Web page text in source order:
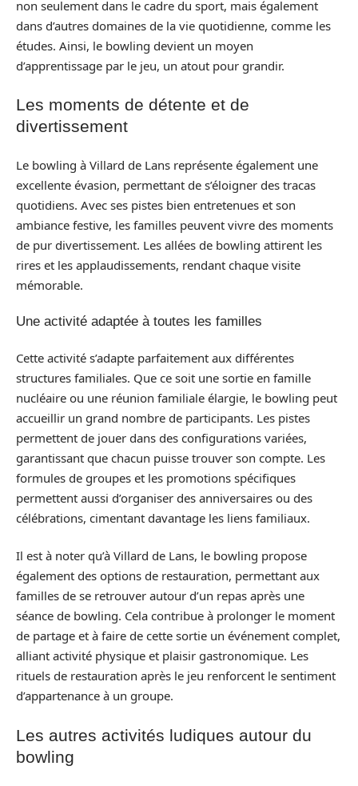
non seulement dans le cadre du sport, mais également
dans d’autres domaines de la vie quotidienne, comme les
études. Ainsi, le bowling devient un moyen
d’apprentissage par le jeu, un atout pour grandir.
Les moments de détente et de
divertissement
Le bowling à Villard de Lans représente également une
excellente évasion, permettant de s’éloigner des tracas
quotidiens. Avec ses pistes bien entretenues et son
ambiance festive, les familles peuvent vivre des moments
de pur divertissement. Les allées de bowling attirent les
rires et les applaudissements, rendant chaque visite
mémorable.
Une activité adaptée à toutes les familles
Cette activité s’adapte parfaitement aux différentes
structures familiales. Que ce soit une sortie en famille
nucléaire ou une réunion familiale élargie, le bowling peut
accueillir un grand nombre de participants. Les pistes
permettent de jouer dans des configurations variées,
garantissant que chacun puisse trouver son compte. Les
formules de groupes et les promotions spécifiques
permettent aussi d’organiser des anniversaires ou des
célébrations, cimentant davantage les liens familiaux.
Il est à noter qu’à Villard de Lans, le bowling propose
également des options de restauration, permettant aux
familles de se retrouver autour d’un repas après une
séance de bowling. Cela contribue à prolonger le moment
de partage et à faire de cette sortie un événement complet,
alliant activité physique et plaisir gastronomique. Les
rituels de restauration après le jeu renforcent le sentiment
d’appartenance à un groupe.
Les autres activités ludiques autour du
bowling